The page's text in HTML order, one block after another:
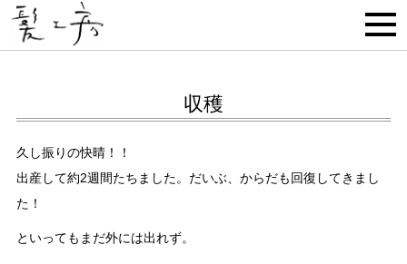
収穫
久し振りの快晴！！
出産して約2週間たちました。だいぶ、からだも回復してきまし
た！
といってもまだ外には出れず。